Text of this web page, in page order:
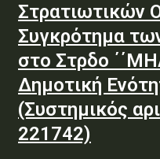
Στρατιωτικών
Συγκρότημα
στο Στρδο
Δημοτική
(Συστημικός
221742)